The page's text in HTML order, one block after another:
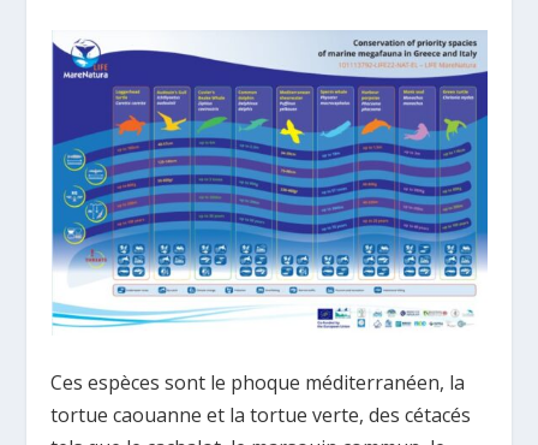
Ces espèces sont le phoque méditerranéen, la
tortue caouanne et la tortue verte, des cétacés